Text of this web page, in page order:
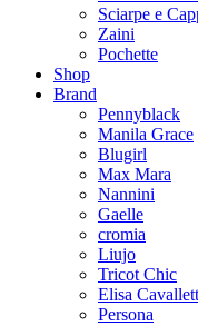
Sciarpe e
Zaini
Pochette
Shop
Brand
Pennyblack
Manila Grace
Blugirl
Max Mara
Nannini
Gaelle
cromia
Liujo
Tricot Chic
Elisa
Persona